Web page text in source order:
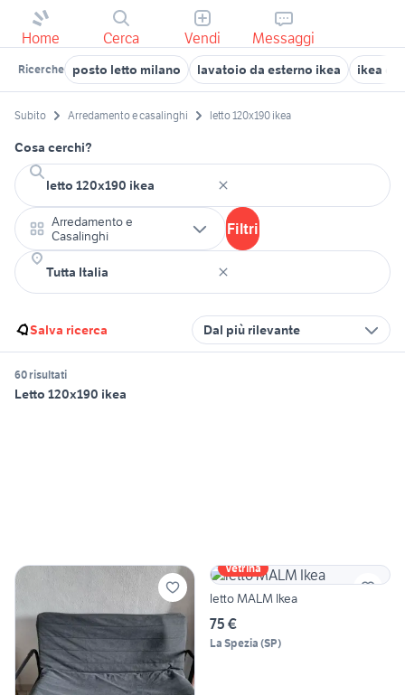
Home Cerca Vendi Messaggi
Ricerche posto letto milano lavatoio da esterno ikea ikea
Subito Arredamento e casalinghi letto 120x190 ikea
Cosa cerchi?
Arredamento e
Casalinghi
Filtri
Salva ricerca Dal più rilevante
60 risultati
Letto 120x190 ikea
Vetrina
letto MALM Ikea
75 €
La Spezia (SP)